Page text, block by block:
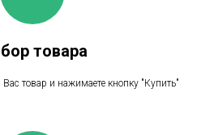
товара
товар и нажимаете кнопку "Купить"